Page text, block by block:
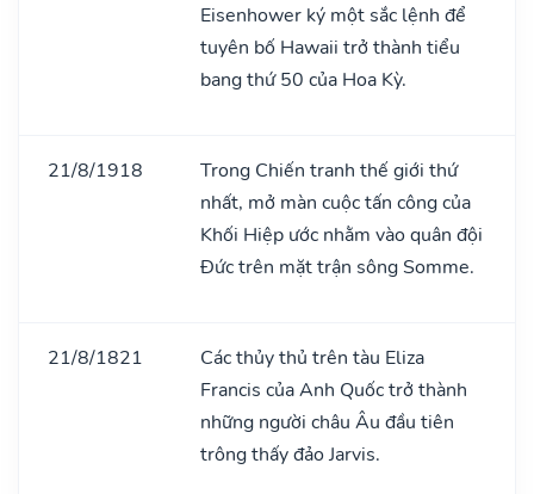
Eisenhower ký một sắc lệnh để
tuyên bố Hawaii trở thành tiểu
bang thứ 50 của Hoa Kỳ.
21/8/1918
Trong Chiến tranh thế giới thứ
nhất, mở màn cuộc tấn công của
Khối Hiệp ước nhằm vào quân đội
Đức trên mặt trận sông Somme.
21/8/1821
Các thủy thủ trên tàu Eliza
Francis của Anh Quốc trở thành
những người châu Âu đầu tiên
trông thấy đảo Jarvis.